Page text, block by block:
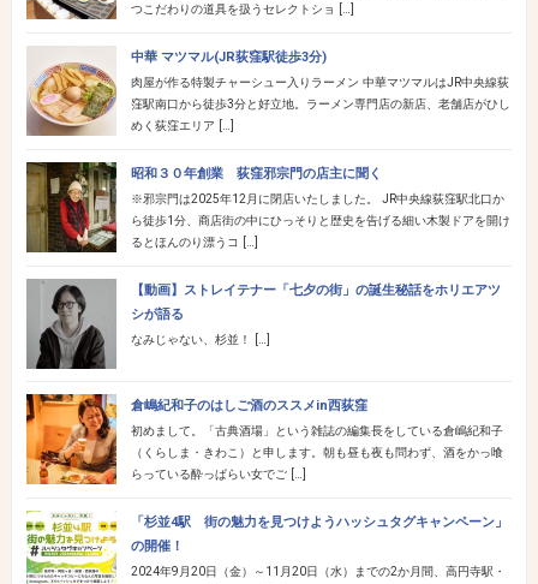
つこだわりの道具を扱うセレクトショ […]
中華 マツマル(JR荻窪駅徒歩3分)
肉屋が作る特製チャーシュー入りラーメン 中華マツマルはJR中央線荻
窪駅南口から徒歩3分と好立地。ラーメン専門店の新店、老舗店がひし
めく荻窪エリア […]
昭和３０年創業 荻窪邪宗門の店主に聞く
※邪宗門は2025年12月に閉店いたしました。 JR中央線荻窪駅北口か
ら徒歩1分、商店街の中にひっそりと歴史を告げる細い木製ドアを開け
るとほんのり漂うコ […]
【動画】ストレイテナー「七夕の街」の誕生秘話をホリエアツ
シが語る
なみじゃない、杉並！ […]
倉嶋紀和子のはしご酒のススメin西荻窪
初めまして。「古典酒場」という雑誌の編集長をしている倉嶋紀和子
（くらしま・きわこ）と申します。朝も昼も夜も問わず、酒をかっ喰
らっている酔っぱらい女でご […]
「杉並4駅 街の魅力を見つけようハッシュタグキャンペーン」
の開催！
2024年9月20日（金）～11月20日（水）までの2か月間、高円寺駅・